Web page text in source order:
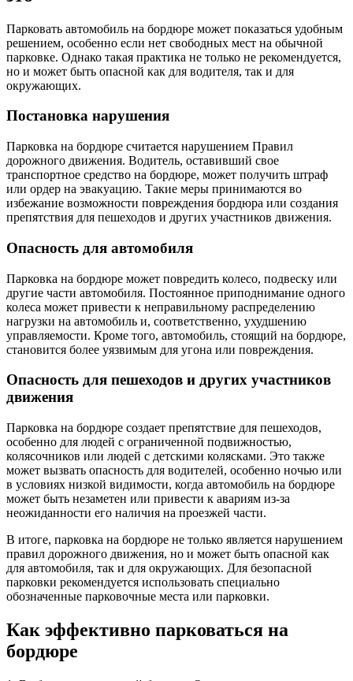
Парковать автомобиль на бордюре может показаться удобным
решением, особенно если нет свободных мест на обычной
парковке. Однако такая практика не только не рекомендуется,
но и может быть опасной как для водителя, так и для
окружающих.
Постановка нарушения
Парковка на бордюре считается нарушением Правил
дорожного движения. Водитель, оставивший свое
транспортное средство на бордюре, может получить штраф
или ордер на эвакуацию. Такие меры принимаются во
избежание возможности повреждения бордюра или создания
препятствия для пешеходов и других участников движения.
Опасность для автомобиля
Парковка на бордюре может повредить колесо, подвеску или
другие части автомобиля. Постоянное приподнимание одного
колеса может привести к неправильному распределению
нагрузки на автомобиль и, соответственно, ухудшению
управляемости. Кроме того, автомобиль, стоящий на бордюре,
становится более уязвимым для угона или повреждения.
Опасность для пешеходов и других участников
движения
Парковка на бордюре создает препятствие для пешеходов,
особенно для людей с ограниченной подвижностью,
колясочников или людей с детскими колясками. Это также
может вызвать опасность для водителей, особенно ночью или
в условиях низкой видимости, когда автомобиль на бордюре
может быть незаметен или привести к авариям из-за
неожиданности его наличия на проезжей части.
В итоге, парковка на бордюре не только является нарушением
правил дорожного движения, но и может быть опасной как
для автомобиля, так и для окружающих. Для безопасной
парковки рекомендуется использовать специально
обозначенные парковочные места или парковки.
Как эффективно парковаться на
бордюре